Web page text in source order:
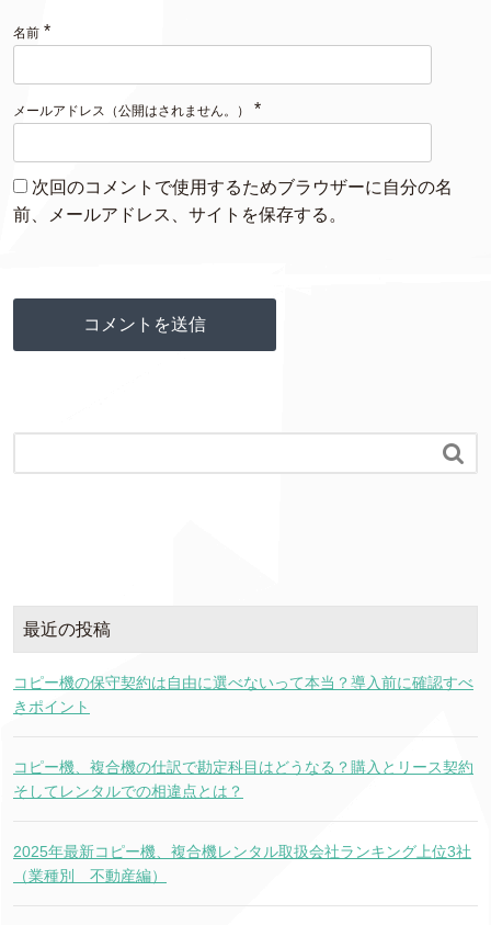
名前 *
メールアドレス（公開はされません。） *
次回のコメントで使用するためブラウザーに自分の名
前、メールアドレス、サイトを保存する。

最近の投稿
コピー機の保守契約は自由に選べないって本当？導入前に確認すべ
きポイント
コピー機、複合機の仕訳で勘定科目はどうなる？購入とリース契約
そしてレンタルでの相違点とは？
2025年最新コピー機、複合機レンタル取扱会社ランキング上位3社
（業種別 不動産編）